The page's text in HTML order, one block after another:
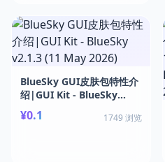
BlueSky GUI皮肤包特性介
绍|GUI Kit - BlueSky
v2.1.3 (11 May 2026)
¥0.1 1749 浏览